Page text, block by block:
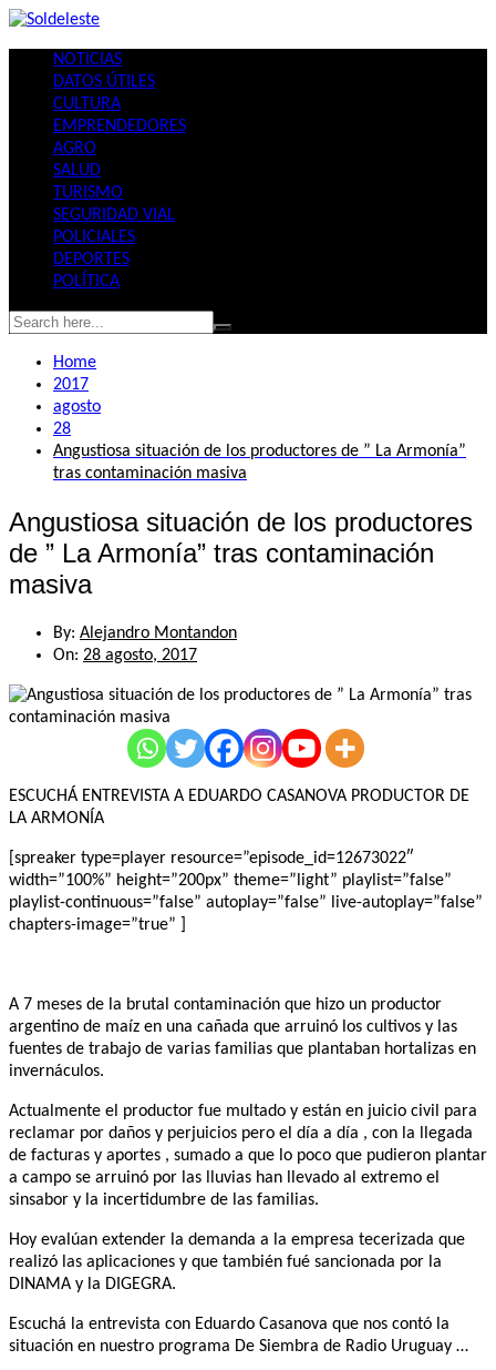
Skip
contentNOTICIAS
DATOS ÚTILES
CULTURA
EMPRENDEDORES
AGRO
SALUD
TURISMO
SEGURIDAD VIAL
POLICIALES
DEPORTES
POLÍTICA
Home
2017
agosto
28
Angustiosa situación de los productores de ” La Armonía”
tras contaminación masiva
Angustiosa situación de los productores
de ” La Armonía” tras contaminación
masiva
By: Alejandro Montandon
On: 28 agosto, 2017
ESCUCHÁ ENTREVISTA A EDUARDO CASANOVA PRODUCTOR DE
LA ARMONÍA
[spreaker type=player resource=”episode_id=12673022″
width=”100%” height=”200px” theme=”light” playlist=”false”
playlist-continuous=”false” autoplay=”false” live-autoplay=”false”
chapters-image=”true” ]
A 7 meses de la brutal contaminación que hizo un productor
argentino de maíz en una cañada que arruinó los cultivos y las
fuentes de trabajo de varias familias que plantaban hortalizas en
invernáculos.
Actualmente el productor fue multado y están en juicio civil para
reclamar por daños y perjuicios pero el día a día , con la llegada
de facturas y aportes , sumado a que lo poco que pudieron plantar
a campo se arruinó por las lluvias han llevado al extremo el
sinsabor y la incertidumbre de las familias.
Hoy evalúan extender la demanda a la empresa tecerizada que
realizó las aplicaciones y que también fué sancionada por la
DINAMA y la DIGEGRA.
Escuchá la entrevista con Eduardo Casanova que nos contó la
situación en nuestro programa De Siembra de Radio Uruguay …